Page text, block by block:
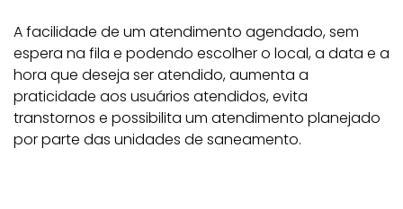
A facilidade de um atendimento agendado, sem
espera na fila e podendo escolher o local, a data e a
hora que deseja ser atendido, aumenta a
praticidade aos usuários atendidos, evita
transtornos e possibilita um atendimento planejado
por parte das unidades de saneamento.